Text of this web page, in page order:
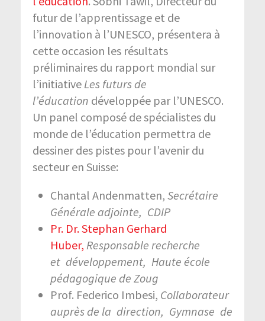
futur de l’apprentissage et de
l’innovation à l’UNESCO, présentera à
cette occasion les résultats
préliminaires du rapport mondial sur
l’initiativeLes futurs de
l’éducation développée par l’UNESCO.
Un panel composé de spécialistes du
monde de l’éducation permettra de
dessiner des pistes pour l’avenir du
secteur en Suisse:
Chantal Andenmatten, Secrétaire
Générale adjointe, CDIP
Pr. Dr. Stephan Gerhard
Huber, Responsable recherche
et développement, Haute école
pédagogique de Zoug
Prof. Federico Imbesi, Collaborateur
auprès de la direction, Gymnase de